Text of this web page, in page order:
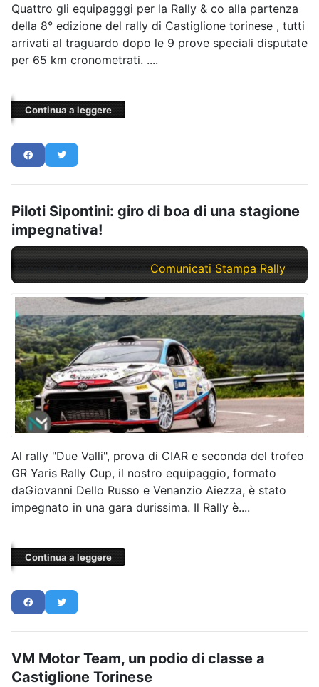
Quattro gli equipagggi per la Rally & co alla partenza
della 8° edizione del rally di Castiglione torinese , tutti
arrivati al traguardo dopo le 9 prove speciali disputate
per 65 km cronometrati. ....
Continua a leggere
Piloti Sipontini: giro di boa di una stagione
impegnativa!
Giovedì, 04 Luglio 2024 Comunicati Stampa Rally
Al rally "Due Valli", prova di CIAR e seconda del trofeo
GR Yaris Rally Cup, il nostro equipaggio, formato
daGiovanni Dello Russo e Venanzio Aiezza, è stato
impegnato in una gara durissima. Il Rally è....
Continua a leggere
VM Motor Team, un podio di classe a
Castiglione Torinese